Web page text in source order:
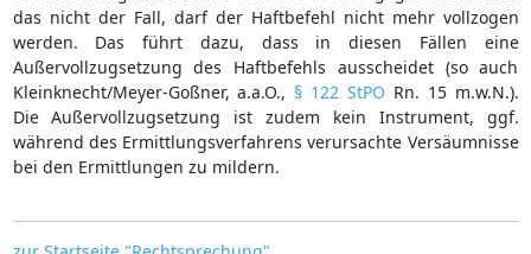
das nicht der Fall, darf der Haftbefehl nicht mehr vollzogen
werden. Das führt dazu, dass in diesen Fällen eine
Außervollzugsetzung des Haftbefehls ausscheidet (so auch
Kleinknecht/Meyer-Goßner, a.a.O., § 122 StPO Rn. 15 m.w.N.).
Die Außervollzugsetzung ist zudem kein Instrument, ggf.
während des Ermittlungsverfahrens verursachte Versäumnisse
bei den Ermittlungen zu mildern.